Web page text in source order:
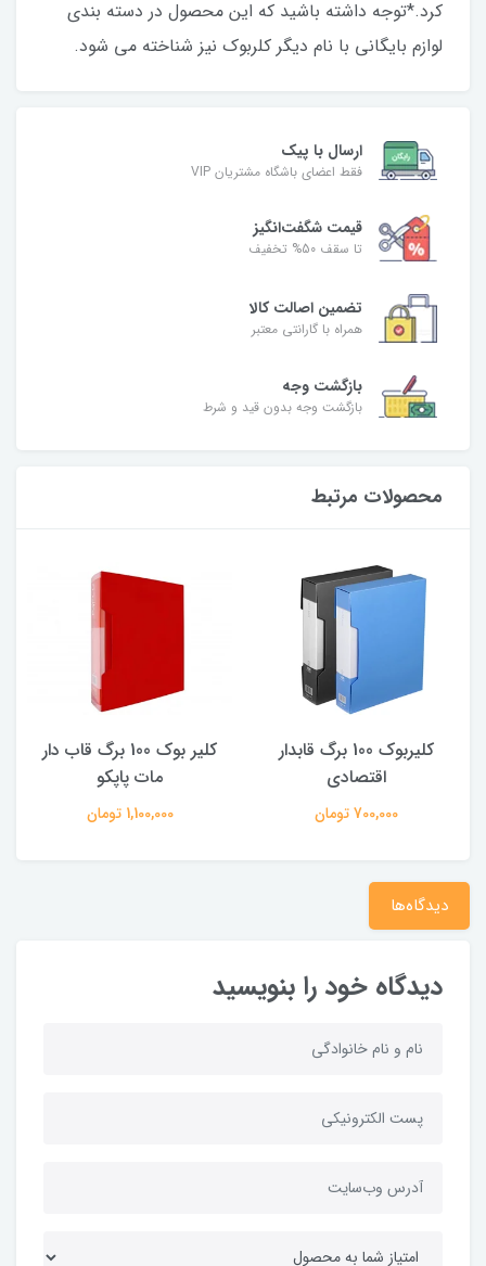
کرد.*توجه داشته باشید که این محصول در دسته بندی
لوازم بایگانی با نام دیگر کلربوک نیز شناخته می شود.
ارسال با پیک
فقط اعضای باشگاه مشتریان VIP
قیمت شگفت‌انگیز
تا سقف 50% تخفیف
تضمین اصالت کالا
همراه با گارانتی معتبر
بازگشت وجه
بازگشت وجه بدون قید و شرط
محصولات مرتبط
کلیربوک 100 برگ قابدار
کلیر بوک 100 برگ قاب دار
دیدگاه‌ها
دیدگاه خود را بنویسید